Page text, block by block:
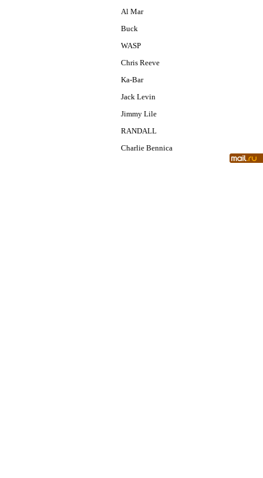
Al Mar
Buck
WASP
Chris Reeve
Ka-Bar
Jack Levin
Jimmy Lile
RANDALL
Charlie Bennica